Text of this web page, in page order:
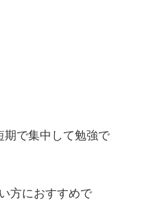
で集中して勉強で
方におすすめで